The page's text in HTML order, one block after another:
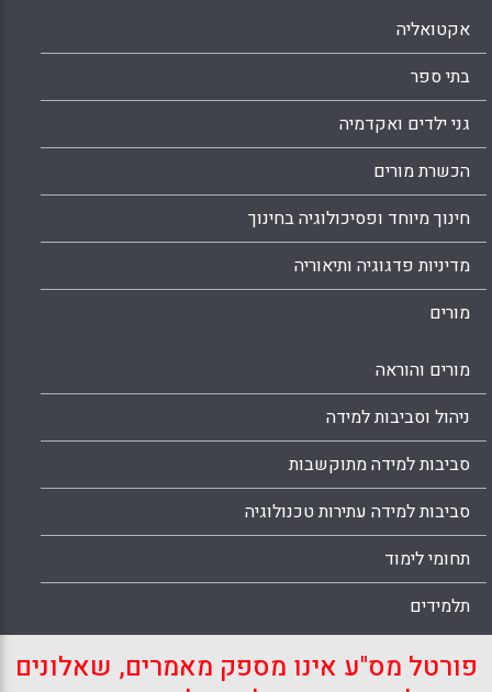
אקטואליה
בתי ספר
גני ילדים ואקדמיה
הכשרת מורים
חינוך מיוחד ופסיכולוגיה בחינוך
מדיניות פדגוגיה ותיאוריה
מורים
מורים והוראה
ניהול וסביבות למידה
סביבות למידה מתוקשבות
סביבות למידה עתירות טכנולוגיה
תחומי לימוד
תלמידים
פורטל מס"ע אינו מספק מאמרים, שאלונים